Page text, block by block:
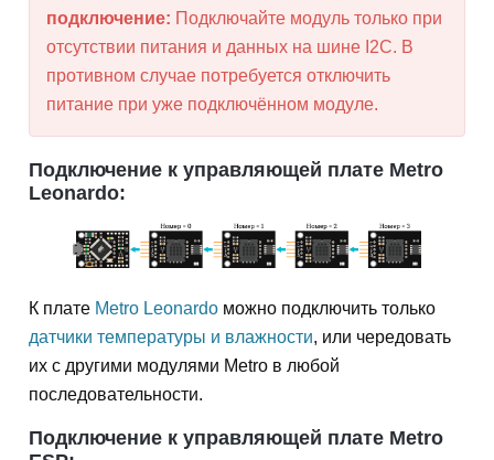
подключение: Подключайте модуль только при
отсутствии питания и данных на шине I2C. В
противном случае потребуется отключить
питание при уже подключённом модуле.
Подключение к управляющей плате Metro
Leonardo:
К плате Metro Leonardo можно подключить только
датчики температуры и влажности, или чередовать
их с другими модулями Metro в любой
последовательности.
Подключение к управляющей плате Metro